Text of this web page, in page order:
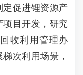
定促进锂资源产
目开发，研究
收利用管理办
次利用场景，